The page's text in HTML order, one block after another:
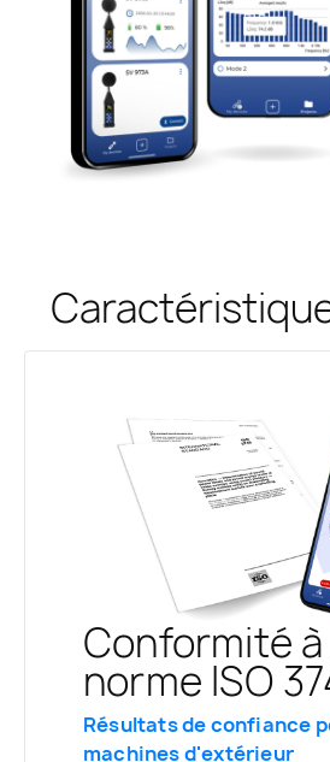
Conformité à
norme ISO
Résultats de confiance
machines d'extérieur
Assistant de
mesure
Configuration sans effort
Connectivité
Données instantanées
instruments Svantek